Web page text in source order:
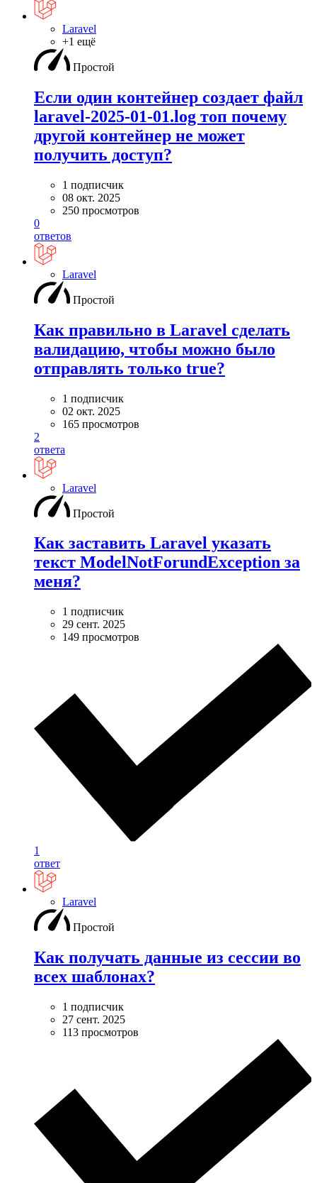
Laravel
+1 ещё
Простой
Если один контейнер создает файл
laravel-2025-01-01.log топ почему
другой контейнер не может
получить доступ?
1 подписчик
08 окт. 2025
250 просмотров
0
ответов
Laravel
Простой
Как правильно в Laravel сделать
валидацию, чтобы можно было
отправлять только true?
1 подписчик
02 окт. 2025
165 просмотров
2
ответа
Laravel
Простой
Как заставить Laravel указать
текст ModelNotForundException за
меня?
1 подписчик
29 сент. 2025
149 просмотров
1
ответ
Laravel
Простой
Как получать данные из сессии во
всех шаблонах?
1 подписчик
27 сент. 2025
113 просмотров